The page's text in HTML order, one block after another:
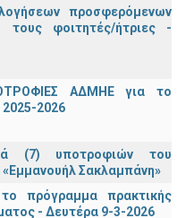
προσφερόμενων
φοιτητές/ήτριες -
ΑΔΜΗΕ για το
2026
(7) υποτροφιών του
Σακλαμπάνη»
πρόγραμμα πρακτικής
- Δευτέρα 9-3-2026